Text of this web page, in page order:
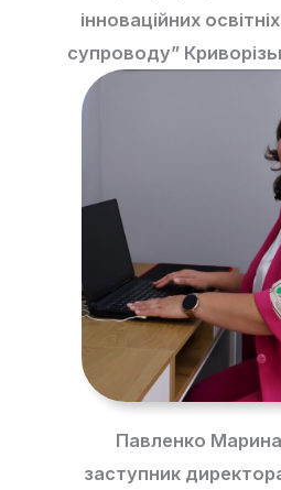
інноваційних
супроводу”
Павленко Марина
заступник